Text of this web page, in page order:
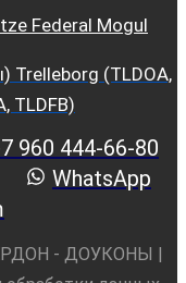
Federal Mogul
Trelleborg (TLDOA,
TLDFB)
960 444-66-80
WhatsApp
- ДОУКОНЫ |